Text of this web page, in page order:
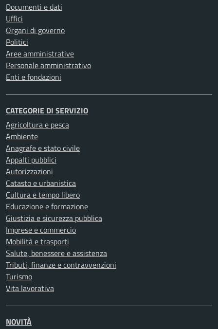
Documenti e dati
Uffici
Organi di governo
Politici
Aree amministrative
Personale amministrativo
Enti e fondazioni
CATEGORIE DI SERVIZIO
Agricoltura e pesca
Ambiente
Anagrafe e stato civile
Appalti pubblici
Autorizzazioni
Catasto e urbanistica
Cultura e tempo libero
Educazione e formazione
Giustizia e sicurezza pubblica
Imprese e commercio
Mobilità e trasporti
Salute, benessere e assistenza
Tributi, finanze e contravvenzioni
Turismo
Vita lavorativa
NOVITÀ